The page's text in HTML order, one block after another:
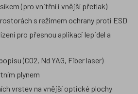
(pro vnitřní i vnější přetlak)
s režimem ochrany proti ESD
pro přesnou aplikaci lepidel a
(CO2, Nd YAG, Fiber laser)
plynem
vrstev na vnější optické plochy